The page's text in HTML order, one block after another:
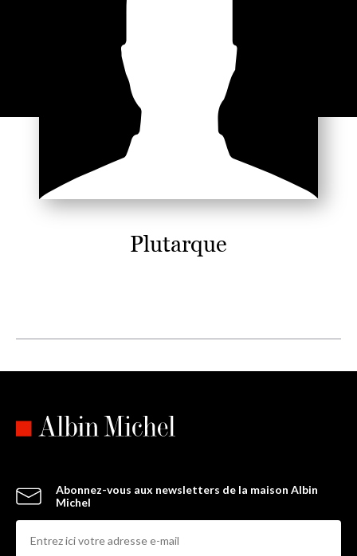
Plutarque
Abonnez-vous aux newsletters de la maison Albin
Michel